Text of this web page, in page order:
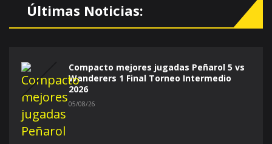
Últimas Noticias:
Compacto mejores jugadas Peñarol 5 vs
Wanderers 1 Final Torneo Intermedio
2026
05/08/26